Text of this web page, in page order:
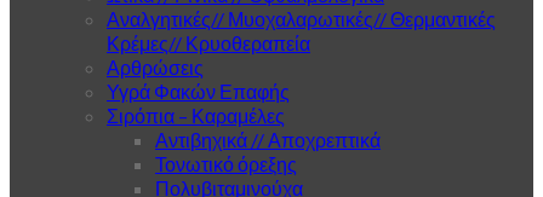
Αναλγητικές// Μυοχαλαρωτικές// Θερμαντικές
Κρέμες// Κρυοθεραπεία
Αρθρώσεις
Υγρά Φακών Επαφής
Σιρόπια – Καραμέλες
Αντιβηχικά // Αποχρεπτικά
Τονωτικό όρεξης
Πολυβιταμινούχα